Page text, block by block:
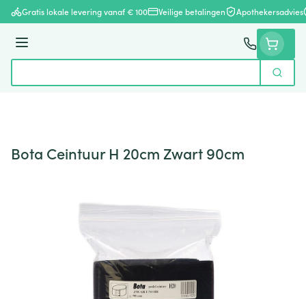
Ga naar de inhoud
Gratis lokale levering vanaf € 100 Veilige betalingen Apothekersadvies
Menu
Zoek
Bota Ceintuur H 20cm Zwart 90cm